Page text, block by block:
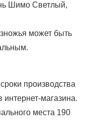
Шимо Светлый,
может быть
производства
интернет-магазина.
места 190